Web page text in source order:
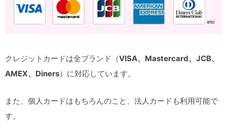
クレジットカードは全ブランド（VISA、Mastercard、JCB、
AMEX、Diners）に対応しています。
また、個人カードはもちろんのこと、法人カードも利用可能で
す。